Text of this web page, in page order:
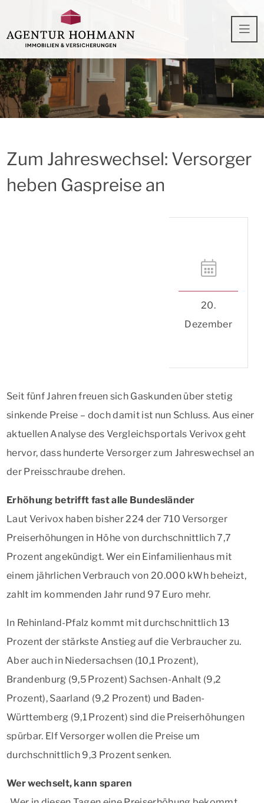
Zum Jahreswechsel: Versorger
heben Gaspreise an
20.
Dezember
Seit fünf Jahren freuen sich Gaskunden über stetig
sinkende Preise – doch damit ist nun Schluss. Aus einer
aktuellen Analyse des Vergleichsportals Verivox geht
hervor, dass hunderte Versorger zum Jahreswechsel an
der Preisschraube drehen.
Erhöhung betrifft fast alle Bundesländer
Laut Verivox haben bisher 224 der 710 Versorger
Preiserhöhungen in Höhe von durchschnittlich 7,7
Prozent angekündigt. Wer ein Einfamilienhaus mit
einem jährlichen Verbrauch von 20.000 kWh beheizt,
zahlt im kommenden Jahr rund 97 Euro mehr.
In Rehinland-Pfalz kommt mit durchschnittlich 13
Prozent der stärkste Anstieg auf die Verbraucher zu.
Aber auch in Niedersachsen (10,1 Prozent),
Brandenburg (9,5 Prozent) Sachsen-Anhalt (9,2
Prozent), Saarland (9,2 Prozent) und Baden-
Württemberg (9,1 Prozent) sind die Preiserhöhungen
spürbar. Elf Versorger wollen die Preise um
durchschnittlich 9,3 Prozent senken.
Wer wechselt, kann sparen